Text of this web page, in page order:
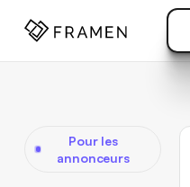
Pour les
annonceurs